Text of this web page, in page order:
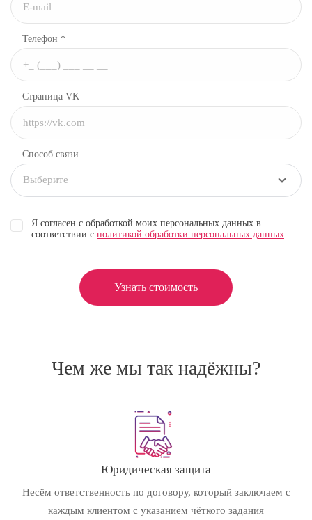
Телефон *
Страница VK
Способ связи
Выберите
Я согласен с обработкой моих персональных данных в
соответствии с политикой обработки персональных данных
Узнать стоимость
Чем же мы так надёжны?
Юридическая защита
Несём ответственность по договору, который заключаем с
каждым клиентом с указанием чёткого задания